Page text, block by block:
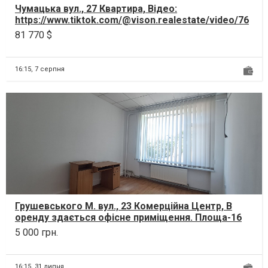
Чумацька вул., 27 Квартира, Відео:
https://www.tiktok.com/@vison.realestate/video/76
6488129815821031...
81 770 $
16:15, 7 серпня
Грушевського М. вул., 23 Комерційна Центр, В
оренду здається офісне приміщення. Площа-16
кв.м. Кабін...
5 000 грн.